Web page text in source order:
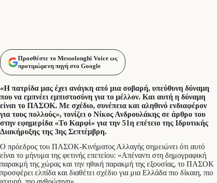
Προσθέστε το Messolonghi Voice ως
προτιμώμενη πηγή στο Google
«Η πατρίδα μας έχει ανάγκη από μια σοβαρή, υπεύθυνη δύναμη
που να εμπνέει εμπιστοσύνη για το μέλλον. Και αυτή η δύναμη
είναι το ΠΑΣΟΚ. Με σχέδιο, συνέπεια και αληθινό ενδιαφέρον
για τους πολλούς», τονίζει ο Νίκος Ανδρουλάκης σε άρθρο του
στην εφημερίδα «Το Καρφί» για την 51η επέτειο της Ιδρυτικής
Διακήρυξης της 3ης Σεπτέμβρη.
Ο πρόεδρος του ΠΑΣΟΚ-Κινήματος Αλλαγής σημειώνει ότι αυτό
είναι το μήνυμα της φετινής επετείου: «Απέναντι στη δημογραφική
παρακμή της χώρας και την ηθική παρακμή της εξουσίας, το ΠΑΣΟΚ
προσφέρει ελπίδα και διαθέτει σχέδιο για μια Ελλάδα πιο δίκαιη, πιο